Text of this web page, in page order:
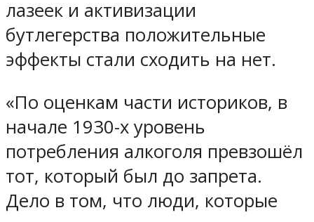
лазеек и активизации
бутлегерства положительные
эффекты стали сходить на нет.
«По оценкам части историков, в
начале 1930-х уровень
потребления алкоголя превзошёл
тот, который был до запрета.
Дело в том, что люди, которые